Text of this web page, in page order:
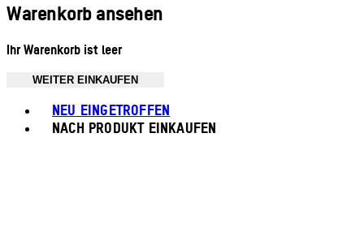
Warenkorb ansehen
Ihr Warenkorb ist leer
WEITER EINKAUFEN
NEU EINGETROFFEN
NACH PRODUKT EINKAUFEN